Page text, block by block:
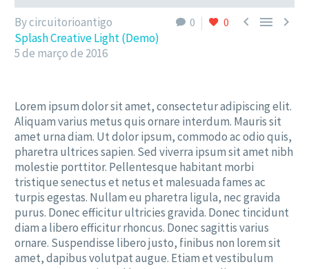
0 0   
By circuitorioantigo
Splash Creative Light (Demo)
5 de março de 2016
Lorem ipsum dolor sit amet, consectetur adipiscing elit.
Aliquam varius metus quis ornare interdum. Mauris sit
amet urna diam. Ut dolor ipsum, commodo ac odio quis,
pharetra ultrices sapien. Sed viverra ipsum sit amet nibh
molestie porttitor. Pellentesque habitant morbi
tristique senectus et netus et malesuada fames ac
turpis egestas. Nullam eu pharetra ligula, nec gravida
purus. Donec efficitur ultricies gravida. Donec tincidunt
diam a libero efficitur rhoncus. Donec sagittis varius
ornare. Suspendisse libero justo, finibus non lorem sit
amet, dapibus volutpat augue. Etiam et vestibulum